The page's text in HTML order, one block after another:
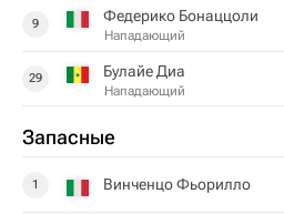
9 Федерико Бонаццоли
Нападающий
29 Булайе Диа
Нападающий
Запасные
1 Винченцо Фьорилло